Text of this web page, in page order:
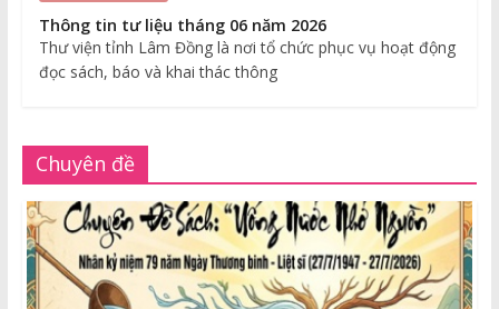
Thông tin tư liệu tháng 06 năm 2026
Thư viện tỉnh Lâm Đồng là nơi tổ chức phục vụ hoạt động
đọc sách, báo và khai thác thông
Chuyên đề